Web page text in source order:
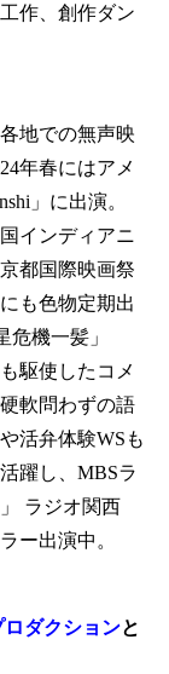
作、創作ダン
地での無声映
年春にはアメ
」に出演。
インディアニ
都国際映画祭
も色物定期出
機一髪」
駆使したコメ
軟問わずの語
活弁体験WSも
躍し、MBSラ
ラジオ関西
ー出演中。
ロダクションと